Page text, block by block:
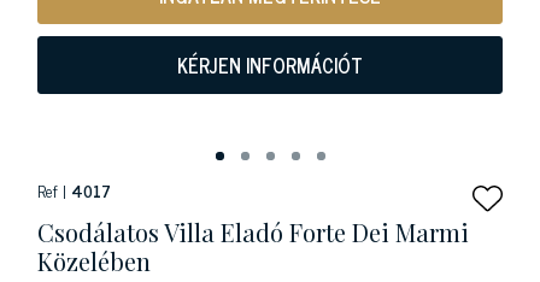
KÉRJEN INFORMÁCIÓT
Ref | 4017
Csodálatos Villa Eladó Forte Dei Marmi
Közelében